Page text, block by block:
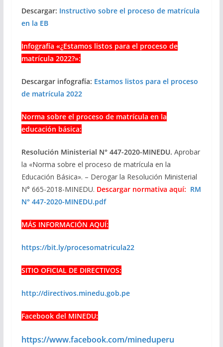
Descargar: Instructivo sobre el proceso de matrícula
en la EB
Infografía «¿Estamos listos para el proceso de
matrícula 2022?»:
Descargar infografía: Estamos listos para el proceso
de matrícula 2022
Norma sobre el proceso de matrícula en la
educación básica:
Resolución Ministerial N° 447-2020-MINEDU. Aprobar
la «Norma sobre el proceso de matrícula en la
Educación Básica». – Derogar la Resolución Ministerial
N° 665-2018-MINEDU. Descargar normativa aquí: RM
N° 447-2020-MINEDU.pdf
MÁS INFORMACIÓN AQUÍ:
https://bit.ly/procesomatricula22
SITIO OFICIAL DE DIRECTIVOS:
http://directivos.minedu.gob.pe
Facebook del MINEDU:
https://www.facebook.com/mineduperu